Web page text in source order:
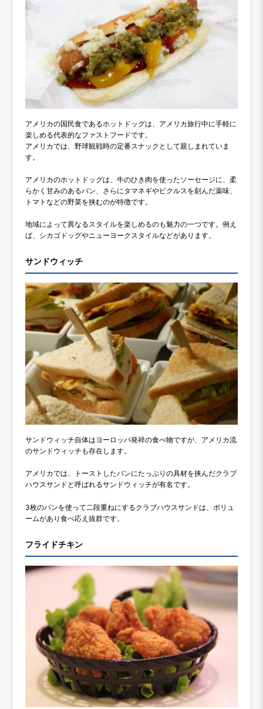
アメリカの国民食であるホットドッグは、アメリカ旅行中に手軽に
楽しめる代表的なファストフードです。
アメリカでは、野球観戦時の定番スナックとして親しまれていま
す。
アメリカのホットドッグは、牛のひき肉を使ったソーセージに、柔
らかく甘みのあるパン、さらにタマネギやピクルスを刻んだ薬味、
トマトなどの野菜を挟むのが特徴です。
地域によって異なるスタイルを楽しめるのも魅力の一つです。例え
ば、シカゴドッグやニューヨークスタイルなどがあります。
サンドウィッチ
サンドウィッチ自体はヨーロッパ発祥の食べ物ですが、アメリカ流
のサンドウィッチも存在します。
アメリカでは、トーストしたパンにたっぷりの具材を挟んだクラブ
ハウスサンドと呼ばれるサンドウィッチが有名です。
3枚のパンを使って二段重ねにするクラブハウスサンドは、ボリュ
ームがあり食べ応え抜群です。
フライドチキン